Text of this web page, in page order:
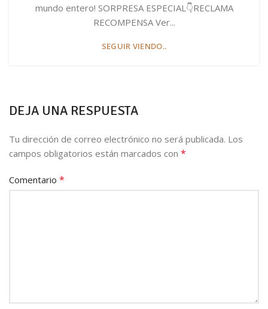
mundo entero! SORPRESA ESPECIAL👇RECLAMA
RECOMPENSA Ver...
SEGUIR VIENDO..
DEJA UNA RESPUESTA
Tu dirección de correo electrónico no será publicada. Los
campos obligatorios están marcados con *
Comentario *